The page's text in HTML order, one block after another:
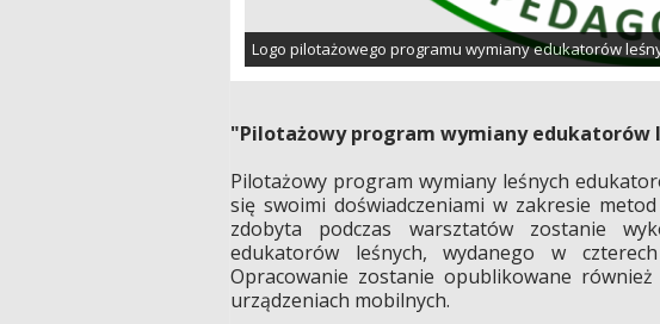
Logo pilotażowego programu wymiany edukatorów
"Pilotażowy program wymiany edukatorów
Pilotażowy program wymiany leśnych
się swoimi doświadczeniami w zakresie metod
zdobyta podczas warsztatów zostanie
edukatorów leśnych, wydanego w
Opracowanie zostanie opublikowane
urządzeniach mobilnych.